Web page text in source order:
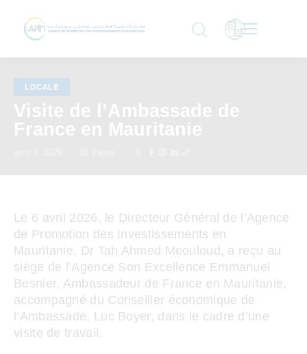
LOCALE
Le 6 avril 2026, le Directeur Général de l’Agence
de Promotion des Investissements en
Mauritanie, Dr Tah Ahmed Meouloud, a reçu au
siège de l’Agence Son Excellence Emmanuel
Besnier, Ambassadeur de France en Mauritanie,
accompagné du Conseiller économique de
l’Ambassade, Luc Boyer, dans le cadre d’une
visite de travail.